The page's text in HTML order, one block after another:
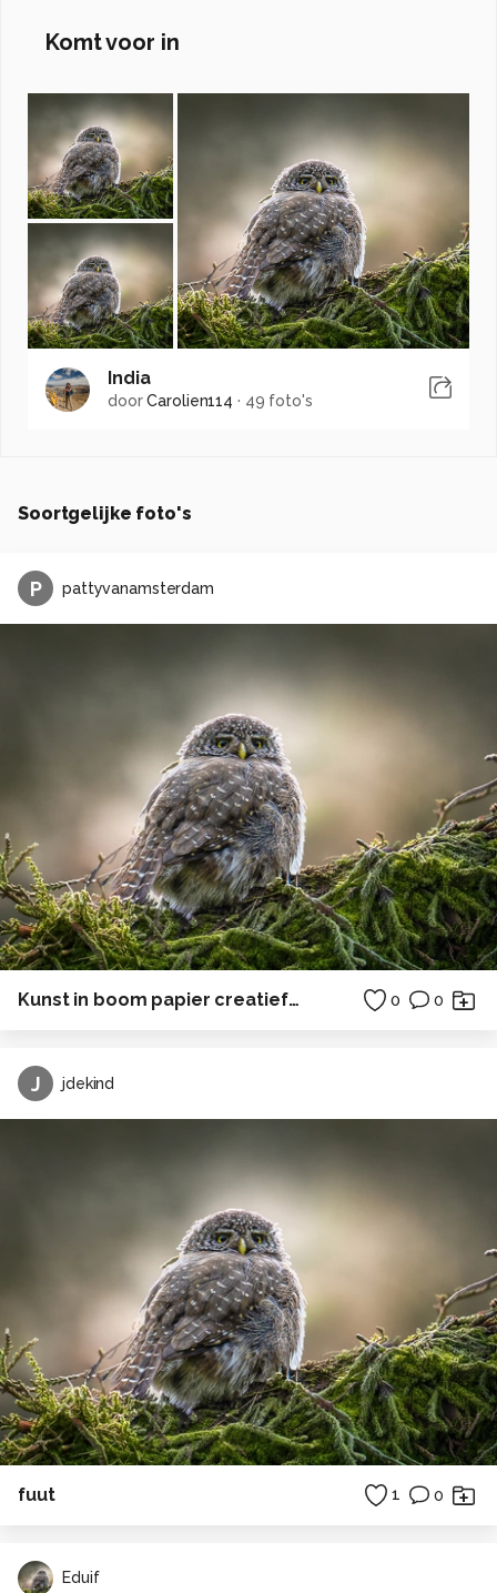
Komt voor in
India
doorCarolien114 · 49 foto's
Soortgelijke foto's
P pattyvanamsterdam
Kunst in boom papier creatief in Polen 0 0
J jdekind
fuut 1 0
Eduif